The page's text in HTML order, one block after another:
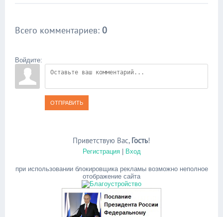
Всего комментариев: 0
Войдите:
ОТПРАВИТЬ
Приветствую Вас, Гость!
Регистрация| Вход
при использовании блокировщика рекламы возможно неполное
отображение сайта